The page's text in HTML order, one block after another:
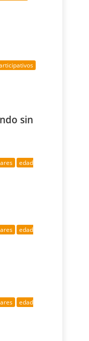
sin
edad
edad
edad